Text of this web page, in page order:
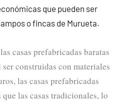
que pueden ser
o fincas de Murueta.
casas prefabricadas baratas
construidas con materiales
las casas prefabricadas
que las casas tradicionales, lo